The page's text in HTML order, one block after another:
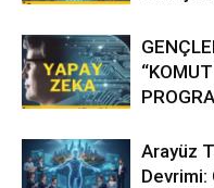
Arayüz